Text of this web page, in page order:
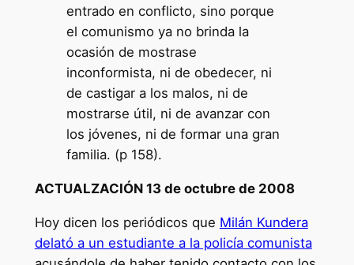
entrado en conflicto, sino porque
el comunismo ya no brinda la
ocasión de mostrase
inconformista, ni de obedecer, ni
de castigar a los malos, ni de
mostrarse útil, ni de avanzar con
los jóvenes, ni de formar una gran
familia. (p 158).
ACTUALZACIÓN 13 de octubre de 2008
Hoy dicen los periódicos que Milán Kundera
delató a un estudiante a la policía comunista